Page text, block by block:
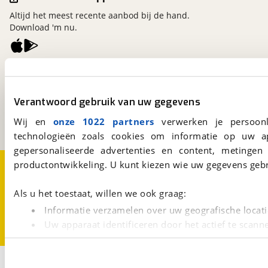
Verantwoord gebruik van uw gegevens
Wij en onze 1022 partners verwerken je
technologieën zoals cookies om informatie op
gepersonaliseerde advertenties en content,
productontwikkeling. U kunt kiezen wie uw gegevens
Als u het toestaat, willen we ook graag:
Informatie verzamelen over uw geografische
Uw apparaat identificeren door het actief te
Lees meer over hoe uw persoonlijke gegevens worden
viaBOVAG.nl
3981 AJ Bunnik
BOVAG
Altijd het meest recente aanbod bij de hand.
Download 'm nu.
Over viaBOVAG.nlDisclaimer- en Privacyverklaring